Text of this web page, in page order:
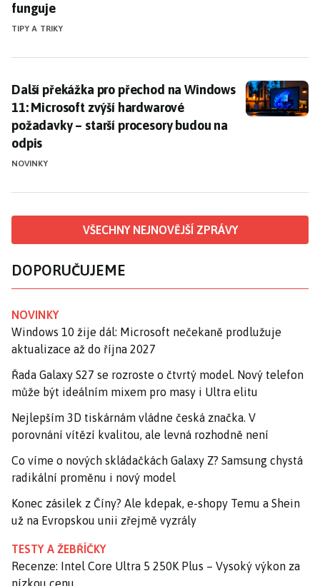
funguje
TIPY A TRIKY
Další překážka pro přechod na Windows 11:
Další překážka pro přechod na Windows
11: Microsoft zvýší hardwarové
požadavky – starší procesory budou na
odpis
NOVINKY
VŠECHNY NEJNOVĚJŠÍ ZPRÁVY
DOPORUČUJEME
NOVINKY
Windows 10 žije dál: Microsoft nečekaně prodlužuje
aktualizace až do října 2027
Řada Galaxy S27 se rozroste o čtvrtý model. Nový telefon
může být ideálním mixem pro masy i Ultra elitu
Nejlepším 3D tiskárnám vládne česká značka. V
porovnání vítězí kvalitou, ale levná rozhodně není
Co víme o nových skládačkách Galaxy Z? Samsung chystá
radikální proměnu i nový model
Konec zásilek z Číny? Ale kdepak, e-shopy Temu a Shein
už na Evropskou unii zřejmě vyzrály
TESTY A ŽEBŘÍČKY
Recenze: Intel Core Ultra 5 250K Plus – Vysoký výkon za